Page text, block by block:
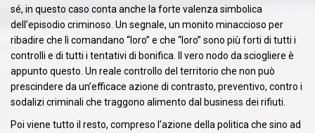
sé, in questo caso conta anche la forte valenza simbolica
dell’episodio criminoso. Un segnale, un monito minaccioso per
ribadire che lì comandano “loro” e che “loro” sono più forti di tutti i
controlli e di tutti i tentativi di bonifica. Il vero nodo da sciogliere è
appunto questo. Un reale controllo del territorio che non può
prescindere da un’efficace azione di contrasto, preventivo, contro i
sodalizi criminali che traggono alimento dal business dei rifiuti.
Poi viene tutto il resto, compreso l’azione della politica che sino ad